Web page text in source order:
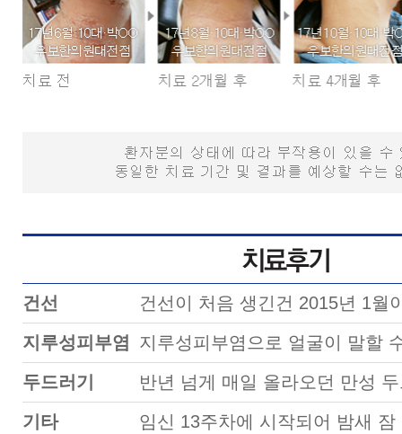
건선
건선이 처음 생긴건 2015년 1월이었습니다. 종아리
지루성피부염
지루성피부염으로 얼굴이 말할 수 없을 정도로 당겼는데 안면
두드러기
반년 넘게 매일 올라오던 만성 두드러기 한약 복용후 1달 반..
기타
임신 13주차에 시작되어 밤새 잠 못잘 정도로 심한